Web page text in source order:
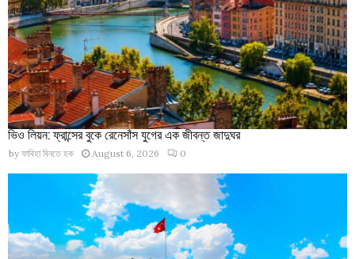
ভিও লিয়ন: ফ্রান্সের বুকে রেনেসাঁস যুগের এক জীবন্ত জাদুঘর
by ফাবিহা বিনতে হক August 6, 2026 0